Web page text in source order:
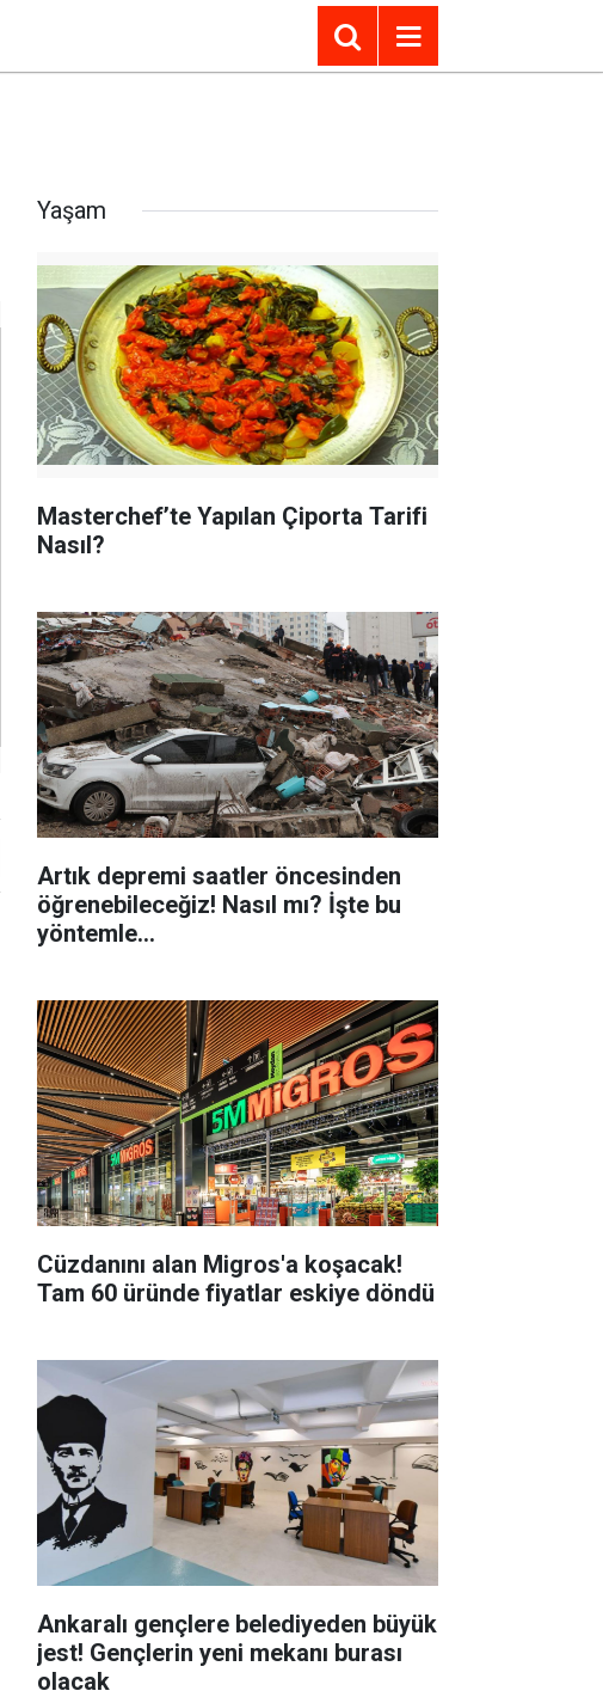
Yaşam
Masterchef’te Yapılan Çiporta Tarifi
Nasıl?
Artık depremi saatler öncesinden
öğrenebileceğiz! Nasıl mı? İşte bu
yöntemle...
Cüzdanını alan Migros'a koşacak!
Tam 60 üründe fiyatlar eskiye döndü
Ankaralı gençlere belediyeden büyük
jest! Gençlerin yeni mekanı burası
olacak